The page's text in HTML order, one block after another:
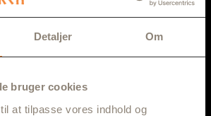
Detaljer Om
bruger cookies
at tilpasse vores indhold og